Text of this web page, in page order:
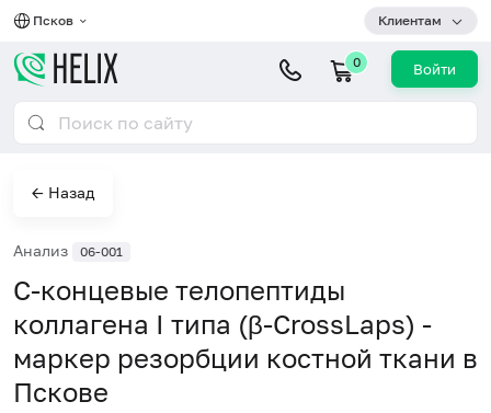
Псков Клиентам
0 Войти
← Назад
Анализ 06-001
С-концевые телопептиды
коллагена I типа (β-CrossLaps) -
маркер резорбции костной ткани в
Пскове